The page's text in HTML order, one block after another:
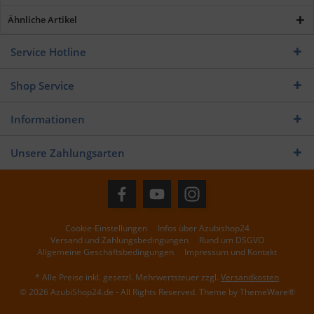
Ähnliche Artikel
Service Hotline
Shop Service
Informationen
Unsere Zahlungsarten
Cookie-Einstellungen
Infos über Azubishop24
Versand und Zahlungsbedingungen
Rund um DSGVO
Allgemeine Geschäftsbedingungen
Impressum und Kontakt
* Alle Preise inkl. gesetzl. Mehrwertsteuer zzgl. Versandkosten
© 2026 AzubiShop24.de - All Rights Reserved. Theme byThemeWare®